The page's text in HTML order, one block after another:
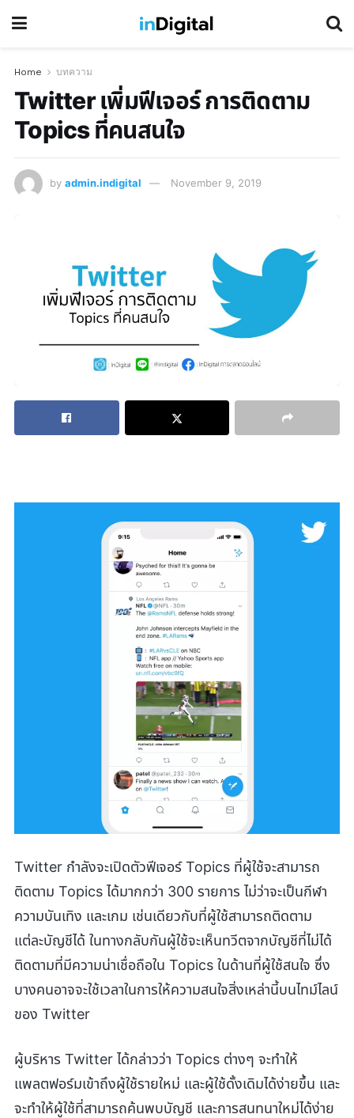
Home บทความ
Twitter เพิ่มฟีเจอร์ การติดตาม
Topics ที่คนสนใจ
by admin.indigital November 9, 2019
Twitter กำลังจะเปิดตัวฟีเจอร์ Topics ที่ผู้ใช้จะสามารถ
ติดตาม Topics ได้มากกว่า 300 รายการ ไม่ว่าจะเป็นกีฬา
ความบันเทิง และเกม เช่นเดียวกับที่ผู้ใช้สามารถติดตาม
แต่ละบัญชีได้ ในทางกลับกันผู้ใช้จะเห็นทวีตจากบัญชีที่ไม่ได้
ติดตามที่มีความน่าเชื่อถือใน Topics ในด้านที่ผู้ใช้สนใจ ซึ่ง
บางคนอาจจะใช้เวลาในการให้ความสนใจสิ่งเหล่านี้บนไทม์ไลน์
ของ Twitter
ผู้บริหาร Twitter ได้กล่าวว่า Topics ต่างๆ จะทำให้
แพลตฟอร์มเข้าถึงผู้ใช้รายใหม่ และผู้ใช้ดั้งเดิมได้ง่ายขึ้น และ
จะทำให้ผู้ใช้ที่สามารถค้นพบบัญชี และการสนทนาใหม่ได้ง่าย